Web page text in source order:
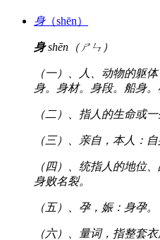
身（shēn）
身shēn（ㄕㄣ）
（一）、人、动物的躯
身。身材。身段。船身。
（二）、指人的生命或
（三）、亲自，本人：
（四）、统指人的地位
身败名裂。
（五）、孕，娠：身孕。
（六）、量词，指整套